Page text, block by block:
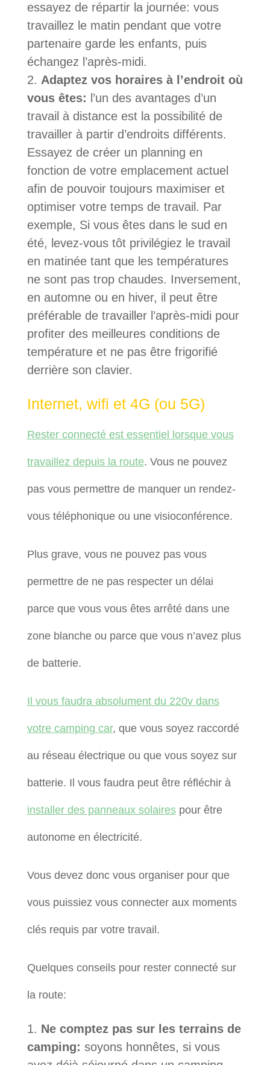
essayez de répartir la journée: vous
travaillez le matin pendant que votre
partenaire garde les enfants, puis
échangez l’après-midi.
Adaptez vos horaires à l’endroit où
vous êtes: l’un des avantages d’un
travail à distance est la possibilité de
travailler à partir d’endroits différents.
Essayez de créer un planning en
fonction de votre emplacement actuel
afin de pouvoir toujours maximiser et
optimiser votre temps de travail. Par
exemple, Si vous êtes dans le sud en
été, levez-vous tôt privilégiez le travail
en matinée tant que les températures
ne sont pas trop chaudes. Inversement,
en automne ou en hiver, il peut être
préférable de travailler l’après-midi pour
profiter des meilleures conditions de
température et ne pas être frigorifié
derrière son clavier.
Internet, wifi et 4G (ou 5G)
Rester connecté est essentiel lorsque vous
travaillez depuis la route. Vous ne pouvez
pas vous permettre de manquer un rendez-
vous téléphonique ou une visioconférence.
Plus grave, vous ne pouvez pas vous
permettre de ne pas respecter un délai
parce que vous vous êtes arrêté dans une
zone blanche ou parce que vous n’avez plus
de batterie.
Il vous faudra absolument du 220v dans
votre camping car, que vous soyez raccordé
au réseau électrique ou que vous soyez sur
batterie. Il vous faudra peut être réfléchir à
installer des panneaux solairespour être
autonome en électricité.
Vous devez donc vous organiser pour que
vous puissiez vous connecter aux moments
clés requis par votre travail.
Quelques conseils pour rester connecté sur
la route:
Ne comptez pas sur les terrains de
camping: soyons honnêtes, si vous